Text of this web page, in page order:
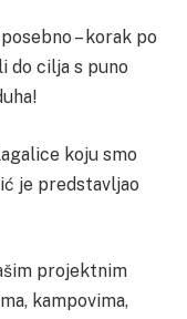
– korak po
do cilja s puno
koju smo
je predstavljao
projektnim
kampovima,